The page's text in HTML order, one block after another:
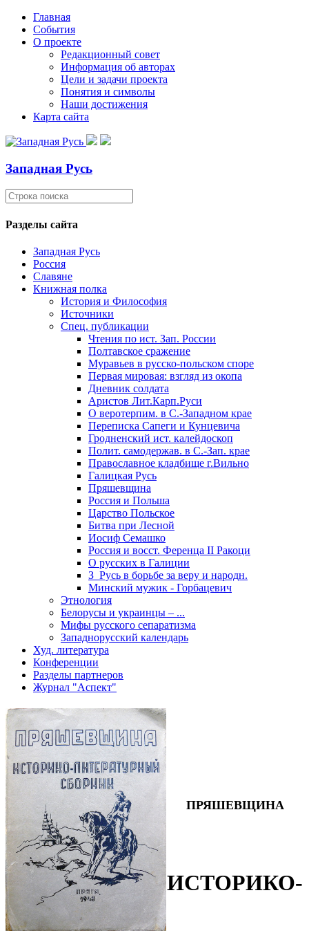
Главная
События
О проекте
Редакционный совет
Информация об авторах
Цели и задачи проекта
Понятия и символы
Наши достижения
Карта сайта
Западная Русь
Разделы сайта
Западная Русь
Россия
Славяне
Книжная полка
История и Философия
Источники
Спец. публикации
Чтения по ист. Зап. России
Полтавское сражение
Муравьев в русско-польском споре
Первая мировая: взгляд из окопа
Дневник солдата
Аристов Лит.Карп.Руси
О веротерпим. в С.-Западном крае
Переписка Сапеги и Кунцевича
Гродненский ист. калейдоскоп
Полит. самодержав. в С.-Зап. крае
Православное кладбище г.Вильно
Галицкая Русь
Пряшевщина
Россия и Польша
Царство Польское
Битва при Лесной
Иосиф Семашко
Россия и восст. Ференца II Ракоци
О русских в Галиции
З_Русь в борьбе за веру и народн.
Минский мужик - Горбацевич
Этнология
Белорусы и украинцы – ...
Мифы русского сепаратизма
Западнорусский календарь
Худ. литература
Конференции
Разделы партнеров
Журнал "Аспект"
ПРЯШЕВЩИНА
ИСТОРИКО-